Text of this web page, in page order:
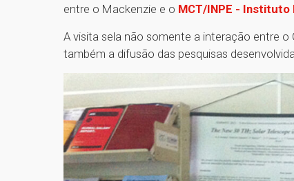
entre o Mackenzie e o MCT/INPE - Instituto
A visita sela não somente a interação entre o
também a difusão das pesquisas